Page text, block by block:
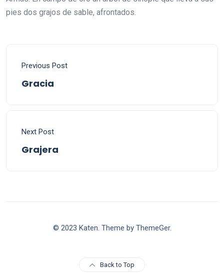
pies dos grajos de sable, afrontados.
Previous Post
Gracia
Next Post
Grajera
© 2023 Katen. Theme by ThemeGer.
Back to Top